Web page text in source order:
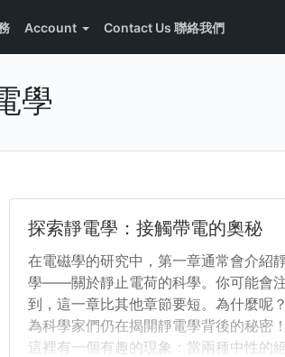
Account Contact Us 聯絡我們
學
探索靜電學：接觸帶電的奧秘
在電磁學的研究中，第一章通常會介紹
學——關於靜止電荷的科學。你可能會
到，這一章比其他章節要短。為什麼呢
為科學家們仍在揭開靜電學背後的秘密！
這裡有一個有趣的現象：當兩種中性的